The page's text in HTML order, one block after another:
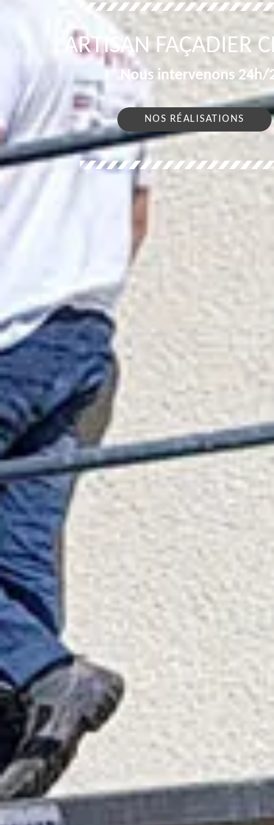
ARTISAN FAÇADIER
Nous intervenons
NOS RÉALISATIONS